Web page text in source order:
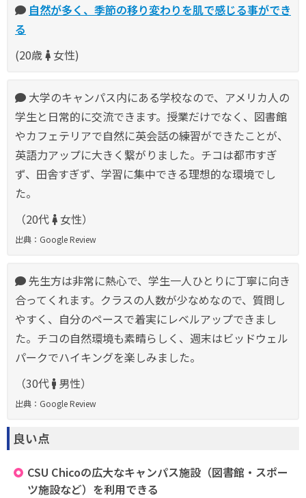
自然が多く、季節の移り変わりを肌で感じる事ができ
る
(20歳
女性)
大学のキャンパス内にある学校なので、アメリカ人の
学生と日常的に交流できます。授業だけでなく、図書館
やカフェテリアで自然に英会話の練習ができたことが、
英語力アップに大きく繋がりました。チコは都市すぎ
ず、田舎すぎず、学習に集中できる理想的な環境でし
た。
（20代
女性）
出典：Google Review
先生方は非常に熱心で、学生一人ひとりに丁寧に向き
合ってくれます。クラスの人数が少なめなので、質問し
やすく、自分のペースで着実にレベルアップできまし
た。チコの自然環境も素晴らしく、週末はビッドウェル
パークでハイキングを楽しみました。
（30代
男性）
出典：Google Review
良い点
CSU Chicoの広大なキャンパス施設（図書館・スポー
ツ施設など）を利用できる